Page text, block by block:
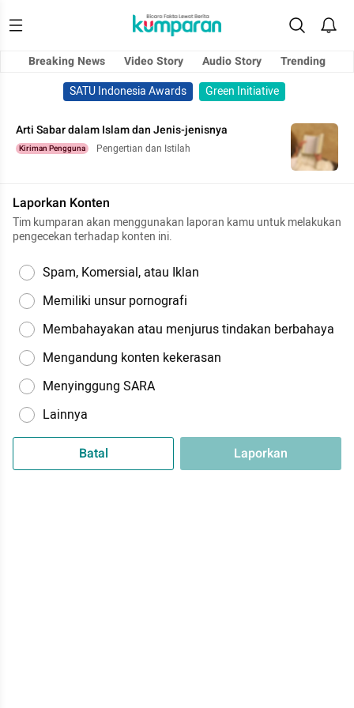
Breaking News Video Story Audio Story
Trending
SATU Indonesia Awards
Green Initiative
Arti Sabar dalam Islam dan Jenis-jenisnya
Kiriman Pengguna Pengertian dan Istilah
Laporkan Konten
Tim kumparan akan menggunakan laporan kamu untuk melakukan
pengecekan terhadap konten ini.
Spam, Komersial, atau Iklan
Memiliki unsur pornografi
Membahayakan atau menjurus tindakan berbahaya
Mengandung konten kekerasan
Menyinggung SARA
Lainnya
Batal Laporkan